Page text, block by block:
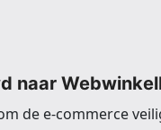
naar
de e-commerce